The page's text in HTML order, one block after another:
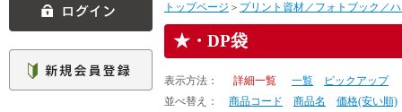
トップページ ＞ プリント資材／フォトブック／
・DP袋
表示方法： 詳細一覧 一覧
ピックアップ
並べ替え：
商品コード 商品名 価格(安い順)